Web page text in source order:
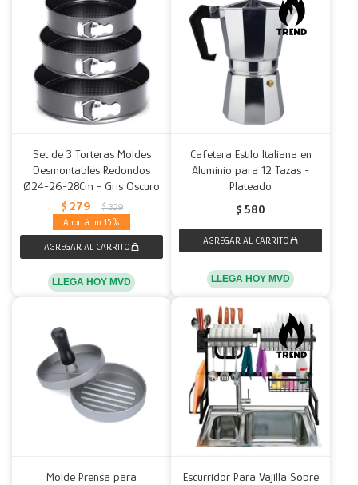
Set de 3 Torteras Moldes
Desmontables Redondos
Ø24-26-28Cm - Gris Oscuro
$ 279 $ 329
15
LLEGA HOY MVD
Cafetera Estilo Italiana en
Aluminio para 12 Tazas -
Plateado
$ 580
LLEGA HOY MVD
Molde Prensa para
Escurridor Para Vajilla Sobre